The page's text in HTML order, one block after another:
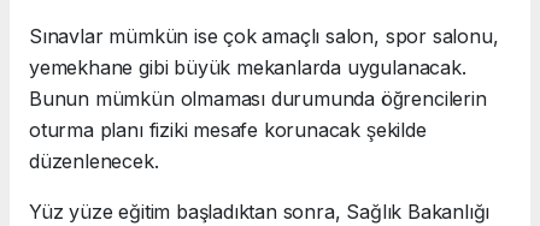
Sınavlar mümkün ise çok amaçlı salon, spor salonu,
yemekhane gibi büyük mekanlarda uygulanacak.
Bunun mümkün olmaması durumunda öğrencilerin
oturma planı fiziki mesafe korunacak şekilde
düzenlenecek.
Yüz yüze eğitim başladıktan sonra, Sağlık Bakanlığı